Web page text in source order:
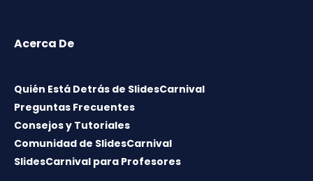
Acerca De
Quién Está Detrás de SlidesCarnival
Preguntas Frecuentes
Consejos y Tutoriales
Comunidad de SlidesCarnival
SlidesCarnival para Profesores